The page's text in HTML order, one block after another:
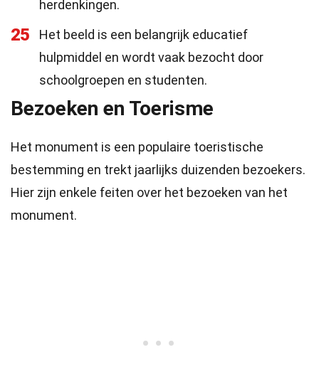
herdenkingen.
25
Het beeld is een belangrijk educatief
hulpmiddel en wordt vaak bezocht door
schoolgroepen en studenten.
Bezoeken en Toerisme
Het monument is een populaire toeristische
bestemming en trekt jaarlijks duizenden bezoekers.
Hier zijn enkele feiten over het bezoeken van het
monument.